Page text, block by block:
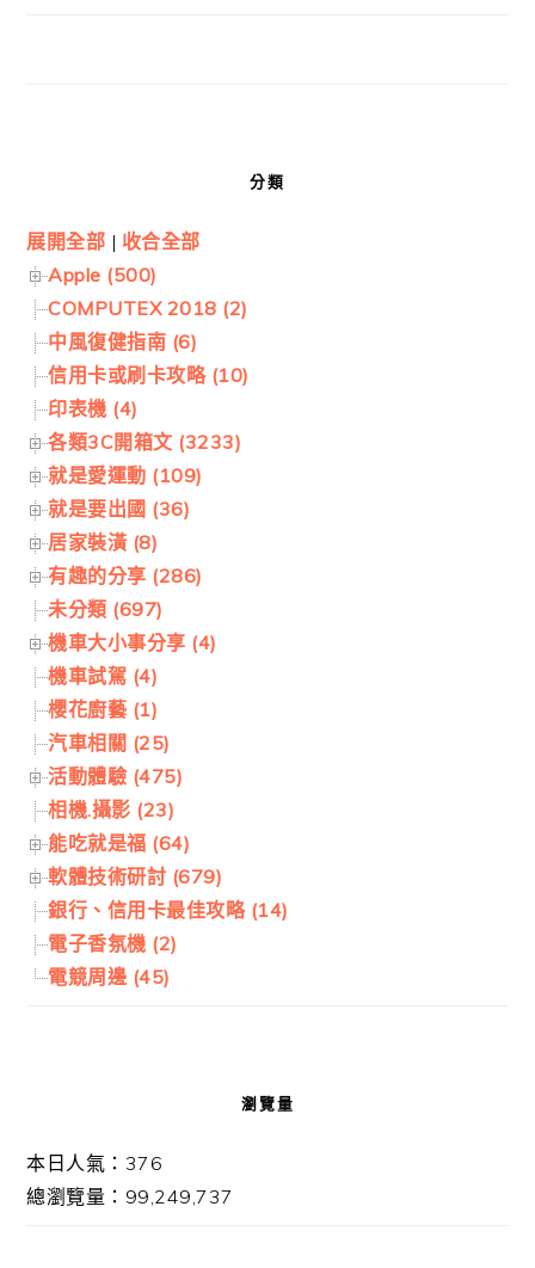
分類
展開全部 | 收合全部
Apple (500)
COMPUTEX 2018 (2)
中風復健指南 (6)
信用卡或刷卡攻略 (10)
印表機 (4)
各類3C開箱文 (3233)
就是愛運動 (109)
就是要出國 (36)
居家裝潢 (8)
有趣的分享 (286)
未分類 (697)
機車大小事分享 (4)
機車試駕 (4)
櫻花廚藝 (1)
汽車相關 (25)
活動體驗 (475)
相機.攝影 (23)
能吃就是福 (64)
軟體技術研討 (679)
銀行、信用卡最佳攻略 (14)
電子香氛機 (2)
電競周邊 (45)
瀏覽量
本日人氣：376
總瀏覽量：99,249,737